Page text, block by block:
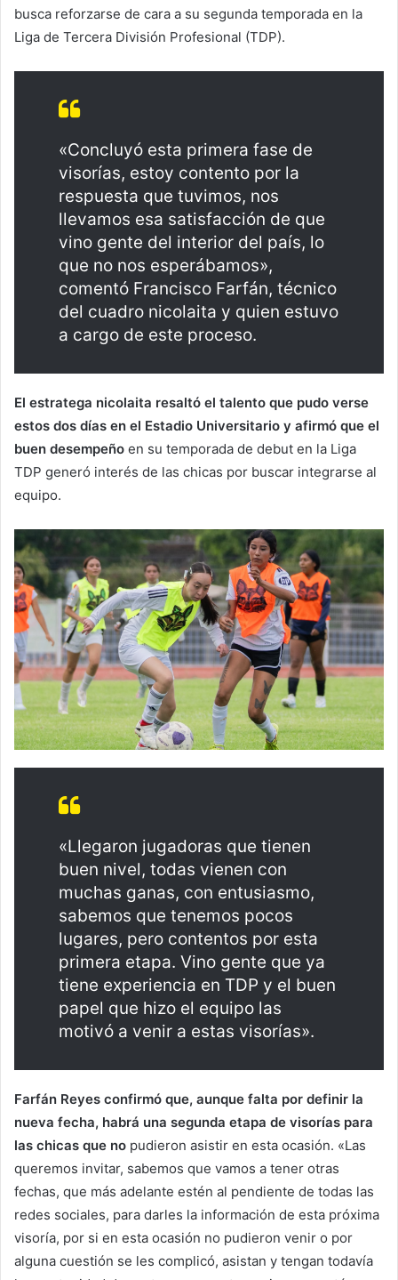
busca reforzarse de cara a su segunda temporada en la
Liga de Tercera División Profesional (TDP).
«Concluyó esta primera fase de
visorías, estoy contento por la
respuesta que tuvimos, nos
llevamos esa satisfacción de que
vino gente del interior del país, lo
que no nos esperábamos»,
comentó Francisco Farfán, técnico
del cuadro nicolaita y quien estuvo
a cargo de este proceso.
El estratega nicolaita resaltó el talento que pudo verse
estos dos días en el Estadio Universitario y afirmó que el
buen desempeño en su temporada de debut en la Liga
TDP generó interés de las chicas por buscar integrarse al
equipo.
«Llegaron jugadoras que tienen
buen nivel, todas vienen con
muchas ganas, con entusiasmo,
sabemos que tenemos pocos
lugares, pero contentos por esta
primera etapa. Vino gente que ya
tiene experiencia en TDP y el buen
papel que hizo el equipo las
motivó a venir a estas visorías».
Farfán Reyes confirmó que, aunque falta por definir la
nueva fecha, habrá una segunda etapa de visorías para
las chicas que no pudieron asistir en esta ocasión. «Las
queremos invitar, sabemos que vamos a tener otras
fechas, que más adelante estén al pendiente de todas las
redes sociales, para darles la información de esta próxima
visoría, por si en esta ocasión no pudieron venir o por
alguna cuestión se les complicó, asistan y tengan todavía